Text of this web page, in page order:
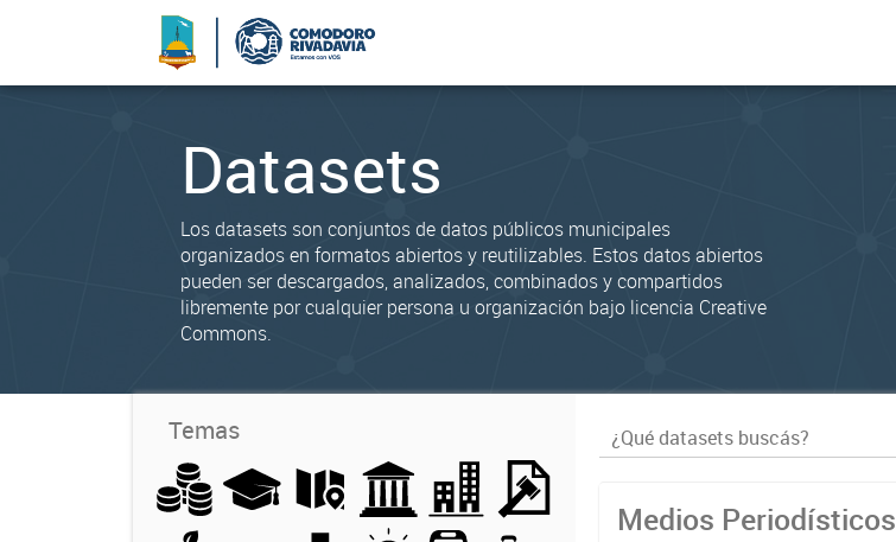
Datasets
Los datasets son conjuntos de datos públicos municipales
organizados en formatos abiertos y reutilizables. Estos datos abiertos
pueden ser descargados, analizados, combinados y compartidos
libremente por cualquier persona u organización bajo licencia Creative
Commons.
Temas
Medios Periodísticos